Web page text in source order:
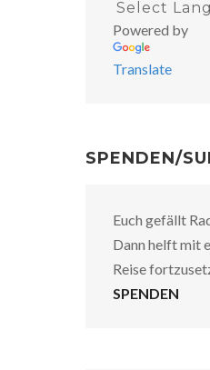
Powered by
Translate
SPENDEN/
Euch gefällt
Dann helft mit
Reise
SPENDEN